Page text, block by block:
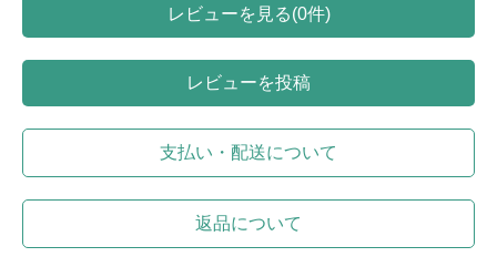
レビューを見る(0件)
レビューを投稿
支払い・配送について
返品について